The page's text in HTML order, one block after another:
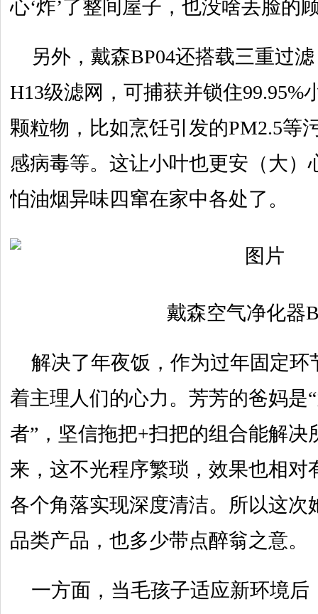
心‘炸’了整间屋子，也没啥丢脸的
另外，戴森BP04还搭载三重过
H13级滤网，可捕获并锁住99.95%
颗粒物，比如烹饪引发的PM2.5等
感病毒等。这让小叶也更安（大）
怕油烟异味四窜在家中各处了。
戴森空气净化器
解决了年夜饭，作为过年固定环
着主理人们的心力。芳芳的爸妈是
者”，坚信拖把+扫把的组合能解决
来，这不光程序繁琐，效果也相对
各个角落实现深度清洁。所以这次
品类产品，也多少带点醉翁之意。
一方面，当毛孩子适应新环境后